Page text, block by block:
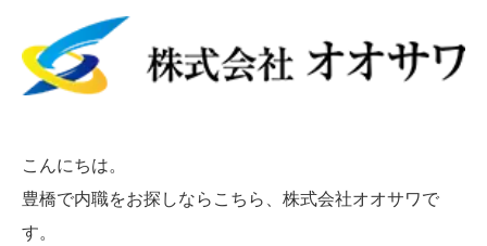
こんにちは。
豊橋で内職をお探しならこちら、株式会社オオサワで
す。